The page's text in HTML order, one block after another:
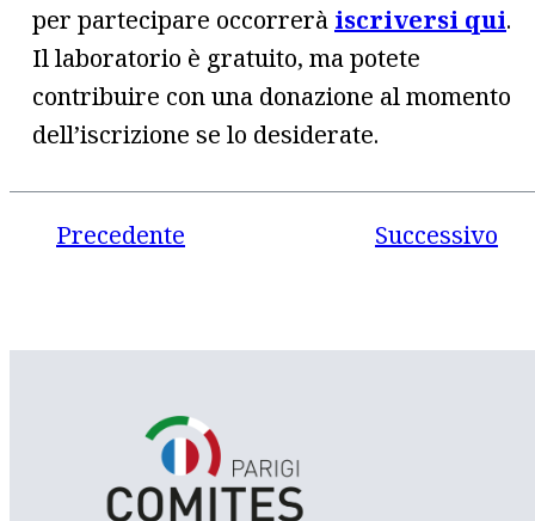
per partecipare occorrerà iscriversi qui.
Il laboratorio è gratuito, ma potete
contribuire con una donazione al momento
dell’iscrizione se lo desiderate.
Precedente Successivo